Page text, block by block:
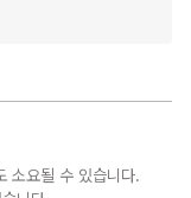
소요될 수 있습니다.